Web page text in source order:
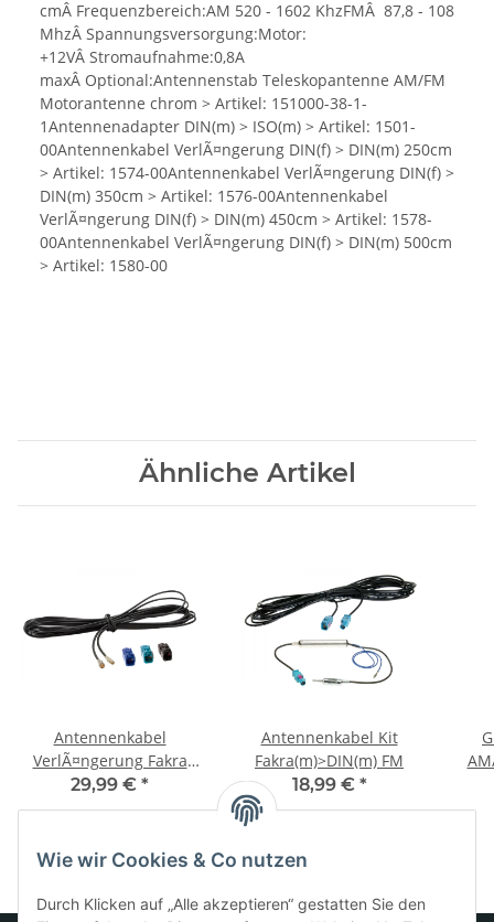
cmÂ Frequenzbereich:AM 520 - 1602 KhzFMÂ 87,8 - 108
MhzÂ Spannungsversorgung:Motor:
+12VÂ Stromaufnahme:0,8A
maxÂ Optional:Antennenstab Teleskopantenne AM/FM
Motorantenne chrom > Artikel: 151000-38-1-
1Antennenadapter DIN(m) > ISO(m) > Artikel: 1501-
00Antennenkabel VerlÃ¤ngerung DIN(f) > DIN(m) 250cm
> Artikel: 1574-00Antennenkabel VerlÃ¤ngerung DIN(f) >
DIN(m) 350cm > Artikel: 1576-00Antennenkabel
VerlÃ¤ngerung DIN(f) > DIN(m) 450cm > Artikel: 1578-
00Antennenkabel VerlÃ¤ngerung DIN(f) > DIN(m) 500cm
> Artikel: 1580-00
Ähnliche Artikel
Antennenkabel
VerlÃ¤ngerung Fakra
A/C/Z(f)>SMB(f) 500cm
29,99 € *
Antennenkabel Kit
Fakra(m)>DIN(m) FM
18,99 € *
Wie wir Cookies & Co nutzen
Durch Klicken auf „Alle akzeptieren“ gestatten Sie den